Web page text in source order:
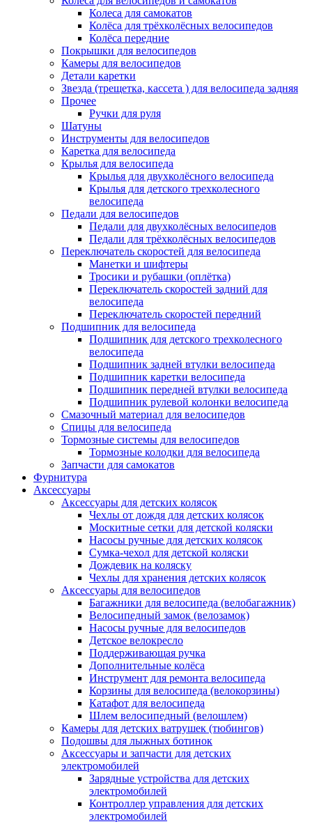
Колеса для самокатов
Колёса для трёхколёсных велосипедов
Колёса передние
Покрышки для велосипедов
Камеры для велосипедов
Детали каретки
Звезда (трещетка, кассета ) для велосипеда задняя
Прочее
Ручки для руля
Шатуны
Инструменты для велосипедов
Каретка для велосипеда
Крылья для велосипеда
Крылья для двухколёсного велосипеда
Крылья для детского трехколесного
велосипеда
Педали для велосипедов
Педали для двухколёсных велосипедов
Педали для трёхколёсных велосипедов
Переключатель скоростей для велосипеда
Манетки и шифтеры
Тросики и рубашки (оплётка)
Переключатель скоростей задний для
велосипеда
Переключатель скоростей передний
Подшипник для велосипеда
Подшипник для детского трехколесного
велосипеда
Подшипник задней втулки велосипеда
Подшипник каретки велосипеда
Подшипник передней втулки велосипеда
Подшипник рулевой колонки велосипеда
Смазочный материал для велосипедов
Спицы для велосипеда
Тормозные системы для велосипедов
Тормозные колодки для велосипеда
Запчасти для самокатов
Фурнитура
Аксессуары
Аксессуары для детских колясок
Чехлы от дождя для детских колясок
Москитные сетки для детской коляски
Насосы ручные для детских колясок
Сумка-чехол для детской коляски
Дождевик на коляску
Чехлы для хранения детских колясок
Аксессуары для велосипедов
Багажники для велосипеда (велобагажник)
Велосипедный замок (велозамок)
Насосы ручные для велосипедов
Детское велокресло
Поддерживающая ручка
Дополнительные колёса
Инструмент для ремонта велосипеда
Корзины для велосипеда (велокорзины)
Катафот для велосипеда
Шлем велосипедный (велошлем)
Камеры для детских ватрушек (тюбингов)
Подошвы для лыжных ботинок
Аксессуары и запчасти для детских
электромобилей
Зарядные устройства для детских
электромобилей
Контроллер управления для детских
электромобилей